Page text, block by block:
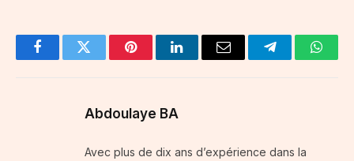
FacebookTwitter PinterestLinkedInEmail Telegram
Abdoulaye BA
Avec plus de dix ans d’expérience dans la